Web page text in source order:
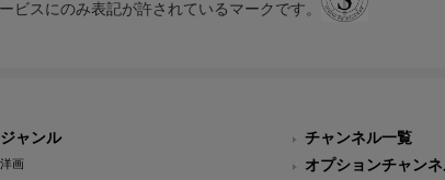
ビスにのみ表記が許されているマークです。
ジャンル
洋画
チャンネル一覧
オプションチャン